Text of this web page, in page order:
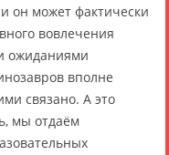
он может фактически
вовлечения
ожиданиями
вполне
связано. А это
мы отдаём